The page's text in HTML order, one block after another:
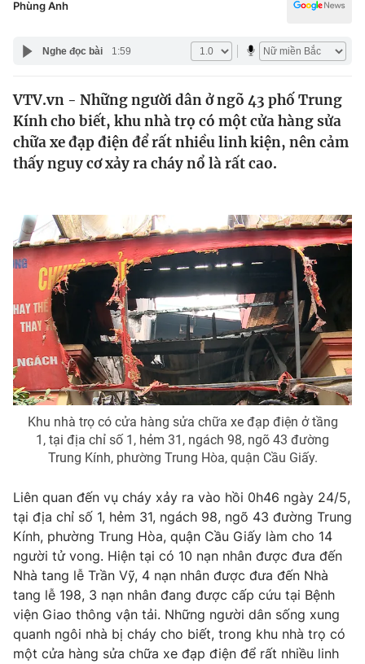
Thế giới
Tin tức
Câu chuyện quốc tế
Kinh tế
Thị trường
Góc doanh nghiệp
Dữ liệu và đời sống
Truyền hình
Phim VTV
Hậu trường
Nhân vật
Khán giả
Giải sao mai
Giải trí
Điện ảnh
Âm nhạc
Sao
Đời sống
Du lịch
Làm đẹp
Chất lượng cuộc sống
Tuyển sinh
Công nghệ
Hitech Công nghệ tương lai
Sản phẩm
Thị trường
Tư vấn
Giao lưu trực tuyến
Lịch phát sóng
Chuyên mục khác
Emagazine Podcast
Giáo dục
Phùng Anh
Nghe đọc bài 1:59
VTV.vn - Những người dân ở ngõ 43 phố Trung
Kính cho biết, khu nhà trọ có một cửa hàng sửa
chữa xe đạp điện để rất nhiều linh kiện, nên cảm
thấy nguy cơ xảy ra cháy nổ là rất cao.
Khu nhà trọ có cửa hàng sửa chữa xe đạp điện ở tầng
1, tại địa chỉ số 1, hẻm 31, ngách 98, ngõ 43 đường
Trung Kính, phường Trung Hòa, quận Cầu Giấy.
Liên quan đến vụ cháy xảy ra vào hồi 0h46 ngày 24/5,
tại địa chỉ số 1, hẻm 31, ngách 98, ngõ 43 đường Trung
Kính, phường Trung Hòa, quận Cầu Giấy làm cho 14
người tử vong. Hiện tại có 10 nạn nhân được đưa đến
Nhà tang lễ Trần Vỹ, 4 nạn nhân được đưa đến Nhà
tang lễ 198, 3 nạn nhân đang được cấp cứu tại Bệnh
viện Giao thông vận tải. Những người dân sống xung
quanh ngôi nhà bị cháy cho biết, trong khu nhà trọ có
một cửa hàng sửa chữa xe đạp điện để rất nhiều linh